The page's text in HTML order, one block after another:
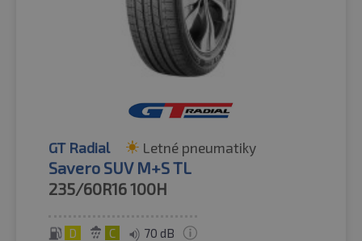
GT Radial Letné pneumatiky
Savero SUV M+S TL
235/60R16100H
D C 70 dB